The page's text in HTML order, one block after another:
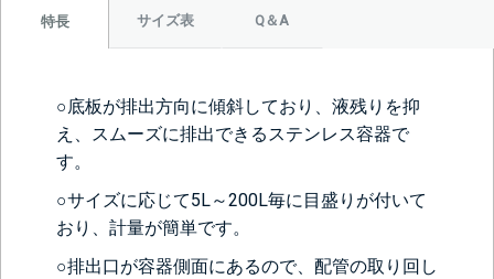
特長 サイズ表 Q＆A
○底板が排出方向に傾斜しており、液残りを抑
え、スムーズに排出できるステンレス容器で
す。
○サイズに応じて5L～200L毎に目盛りが付いて
おり、計量が簡単です。
○排出口が容器側面にあるので、配管の取り回し